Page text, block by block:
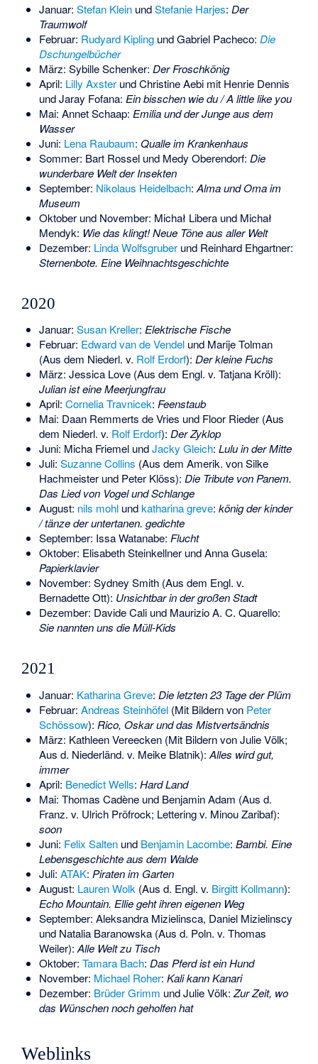
Januar: Stefan KleinundStefanie Harjes: Der
Traumwolf
Februar: Rudyard KiplingundGabriel Pacheco: Die
Dschungelbücher
März: Sybille Schenker: Der Froschkönig
April: Lilly AxsterundChristine Aebimit Henrie Dennis
undJaray Fofana: Ein bisschen wie du / A little like you
Mai: Annet Schaap: Emilia und der Junge aus dem
Wasser
Juni: Lena Raubaum: Qualle im Krankenhaus
Sommer: Bart Rosselund Medy Oberendorf: Die
wunderbare Welt der Insekten
September: Nikolaus Heidelbach: Alma und Oma im
Museum
Oktober und November: Michał Liberaund Michał
Mendyk: Wie das klingt! Neue Töne aus aller Welt
Dezember: Linda Wolfsgruberund Reinhard Ehgartner:
Sternenbote. Eine Weihnachtsgeschichte
2020
Januar: Susan Kreller: Elektrische Fische
Februar: Edward van de Vendelund Marije Tolman
(Aus dem Niederl. v. Rolf Erdorf): Der kleine Fuchs
März: Jessica Love(Aus dem Engl. v. Tatjana Kröll):
Julian ist eine Meerjungfrau
April: Cornelia Travnicek: Feenstaub
Mai: Daan Remmerts de Vries und Floor Rieder(Aus
dem Niederl. v. Rolf Erdorf): Der Zyklop
Juni: Micha FriemelundJacky Gleich: Lulu in der Mitte
Juli: Suzanne Collins (Aus dem Amerik. vonSilke
Hachmeisterund Peter Klöss): Die Tribute von Panem.
Das Lied von Vogel und Schlange
August: nils mohlundkatharina greve: könig der kinder
/ tänze der untertanen. gedichte
September: Issa Watanabe: Flucht
Oktober: Elisabeth SteinkellnerundAnna Gusela:
Papierklavier
November: Sydney Smith(Aus dem Engl. v.
Bernadette Ott): Unsichtbar in der großen Stadt
Dezember: Davide Caliund Maurizio A. C. Quarello:
Sie nannten uns die Müll-Kids
2021
Januar: Katharina Greve: Die letzten 23 Tage der Plüm
Februar: Andreas Steinhöfel(Mit Bildern von Peter
Schössow): Rico, Oskar und das Mistvertsändnis
März: Kathleen Vereecken(Mit Bildern vonJulie Völk;
Aus d. Niederländ. v. Meike Blatnik): Alles wird gut,
immer
April: Benedict Wells: Hard Land
Mai: Thomas Cadèneund Benjamin Adam (Aus d.
Franz. v. Ulrich Pröfrock; Lettering v. Minou Zaribaf):
soon
Juni: Felix Saltenund Benjamin Lacombe: Bambi. Eine
Lebensgeschichte aus dem Walde
Juli: ATAK: Piraten im Garten
August: Lauren Wolk (Aus d. Engl. v. Birgitt Kollmann):
Echo Mountain. Ellie geht ihren eigenen Weg
September: Aleksandra Mizielinsca, Daniel Mizielinscy
und Natalia Baranowska(Aus d. Poln. v. Thomas
Weiler): Alle Welt zu Tisch
Oktober: Tamara Bach: Das Pferd ist ein Hund
November: Michael Roher: Kali kann Kanari
Dezember: Brüder Grimm undJulie Völk: Zur Zeit, wo
das Wünschen noch geholfen hat
Weblinks